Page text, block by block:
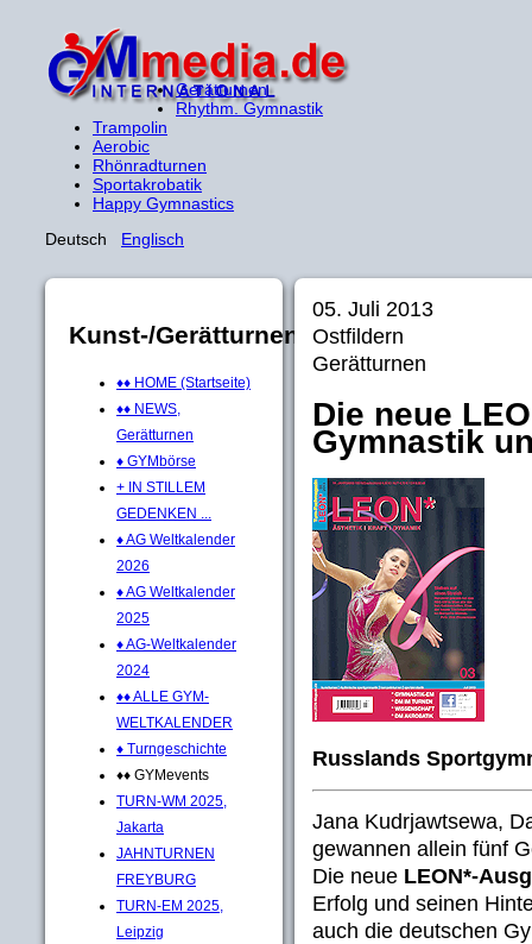
Gerätturnen
Rhythm. Gymnastik
Trampolin
Aerobic
Rhönradturnen
Sportakrobatik
Happy Gymnastics
Deutsch Englisch
Kunst-/Gerätturnen
♦♦ HOME (Startseite)
♦♦ NEWS,
Gerätturnen
♦ GYMbörse
+ IN STILLEM
GEDENKEN ...
♦ AG Weltkalender
2026
♦ AG Weltkalender
2025
♦ AG-Weltkalender
2024
♦♦ ALLE GYM-
WELTKALENDER
♦ Turngeschichte
♦♦ GYMevents
TURN-WM 2025,
Jakarta
JAHNTURNEN
FREYBURG
TURN-EM 2025,
Leipzig
05. Juli 2013
Ostfildern
Gerätturnen
Die neue
Gymnastik
Russlands
Jana Kudrjawtsewa,
gewannen allein fünf
Die neue LEON*-
Erfolg und seinen
auch die deutschen